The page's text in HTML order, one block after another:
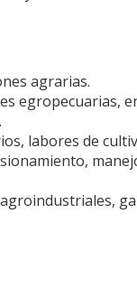
agrarias.
egropecuarias,
labores de